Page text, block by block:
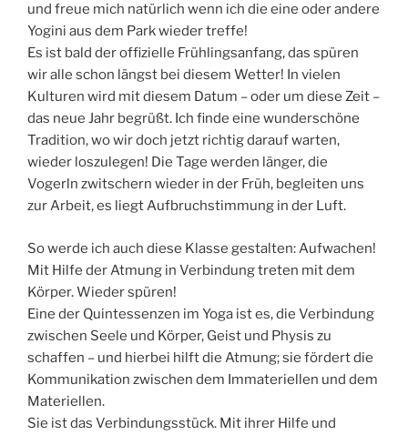
und freue mich natürlich wenn ich die eine oder andere
Yogini aus dem Park wieder treffe!
Es ist bald der offizielle Frühlingsanfang, das spüren
wir alle schon längst bei diesem Wetter! In vielen
Kulturen wird mit diesem Datum – oder um diese Zeit –
das neue Jahr begrüßt. Ich finde eine wunderschöne
Tradition, wo wir doch jetzt richtig darauf warten,
wieder loszulegen! Die Tage werden länger, die
Vogerln zwitschern wieder in der Früh, begleiten uns
zur Arbeit, es liegt Aufbruchstimmung in der Luft.
So werde ich auch diese Klasse gestalten: Aufwachen!
Mit Hilfe der Atmung in Verbindung treten mit dem
Körper. Wieder spüren!
Eine der Quintessenzen im Yoga ist es, die Verbindung
zwischen Seele und Körper, Geist und Physis zu
schaffen – und hierbei hilft die Atmung; sie fördert die
Kommunikation zwischen dem Immateriellen und dem
Materiellen.
Sie ist das Verbindungsstück. Mit ihrer Hilfe und